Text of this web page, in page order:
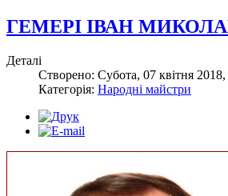
ГЕМЕРІ ІВАН
Деталі
Створено: Субота, 07 квітня
Категорія: Народні майстри